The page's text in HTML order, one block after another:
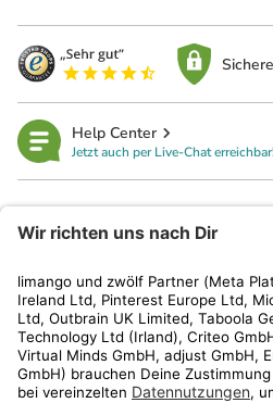
Help Center
Jetzt auch per Live-Chat
Kundenservice
Shop